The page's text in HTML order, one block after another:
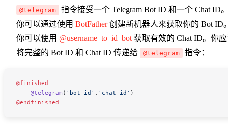
@telegram
指令接受一个 Telegram Bot ID 和一个 Chat ID
你可以通过使用 BotFather创建新机器人来获取你的 Bot ID
你可以使用 @username_to_id_bot 获取有效的 Chat ID。你
将完整的 Bot ID 和 Chat ID 传递给
@telegram 指令：
@finished
    @telegram
( 'bot-id' , 'chat-id' )
@endfinished